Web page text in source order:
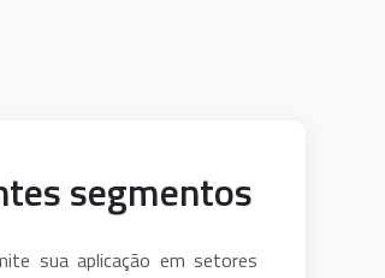
segmentos
sua aplicação em setores